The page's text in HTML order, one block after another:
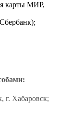
карты МИР,
г. Хабаровск;